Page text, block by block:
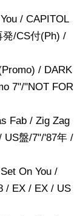
/ CAPITOL
/CS付(Ph) /
/ DARK
7"/"NOT FOR
Fab / Zig Zag
US盤/7"/'87年 /
On You /
/ EX / EX / US